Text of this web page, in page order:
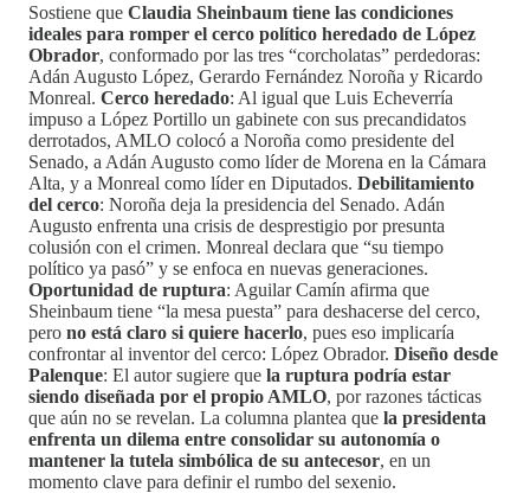
Sostiene que Claudia Sheinbaum tiene las condiciones
ideales para romper el cerco político heredado de López
Obrador, conformado por las tres “corcholatas” perdedoras:
Adán Augusto López, Gerardo Fernández Noroña y Ricardo
Monreal. Cerco heredado: Al igual que Luis Echeverría
impuso a López Portillo un gabinete con sus precandidatos
derrotados, AMLO colocó a Noroña como presidente del
Senado, a Adán Augusto como líder de Morena en la Cámara
Alta, y a Monreal como líder en Diputados. Debilitamiento
del cerco: Noroña deja la presidencia del Senado. Adán
Augusto enfrenta una crisis de desprestigio por presunta
colusión con el crimen. Monreal declara que “su tiempo
político ya pasó” y se enfoca en nuevas generaciones.
Oportunidad de ruptura: Aguilar Camín afirma que
Sheinbaum tiene “la mesa puesta” para deshacerse del cerco,
pero no está claro si quiere hacerlo, pues eso implicaría
confrontar al inventor del cerco: López Obrador. Diseño desde
Palenque: El autor sugiere que la ruptura podría estar
siendo diseñada por el propio AMLO, por razones tácticas
que aún no se revelan. La columna plantea que la presidenta
enfrenta un dilema entre consolidar su autonomía o
mantener la tutela simbólica de su antecesor, en un
momento clave para definir el rumbo del sexenio.